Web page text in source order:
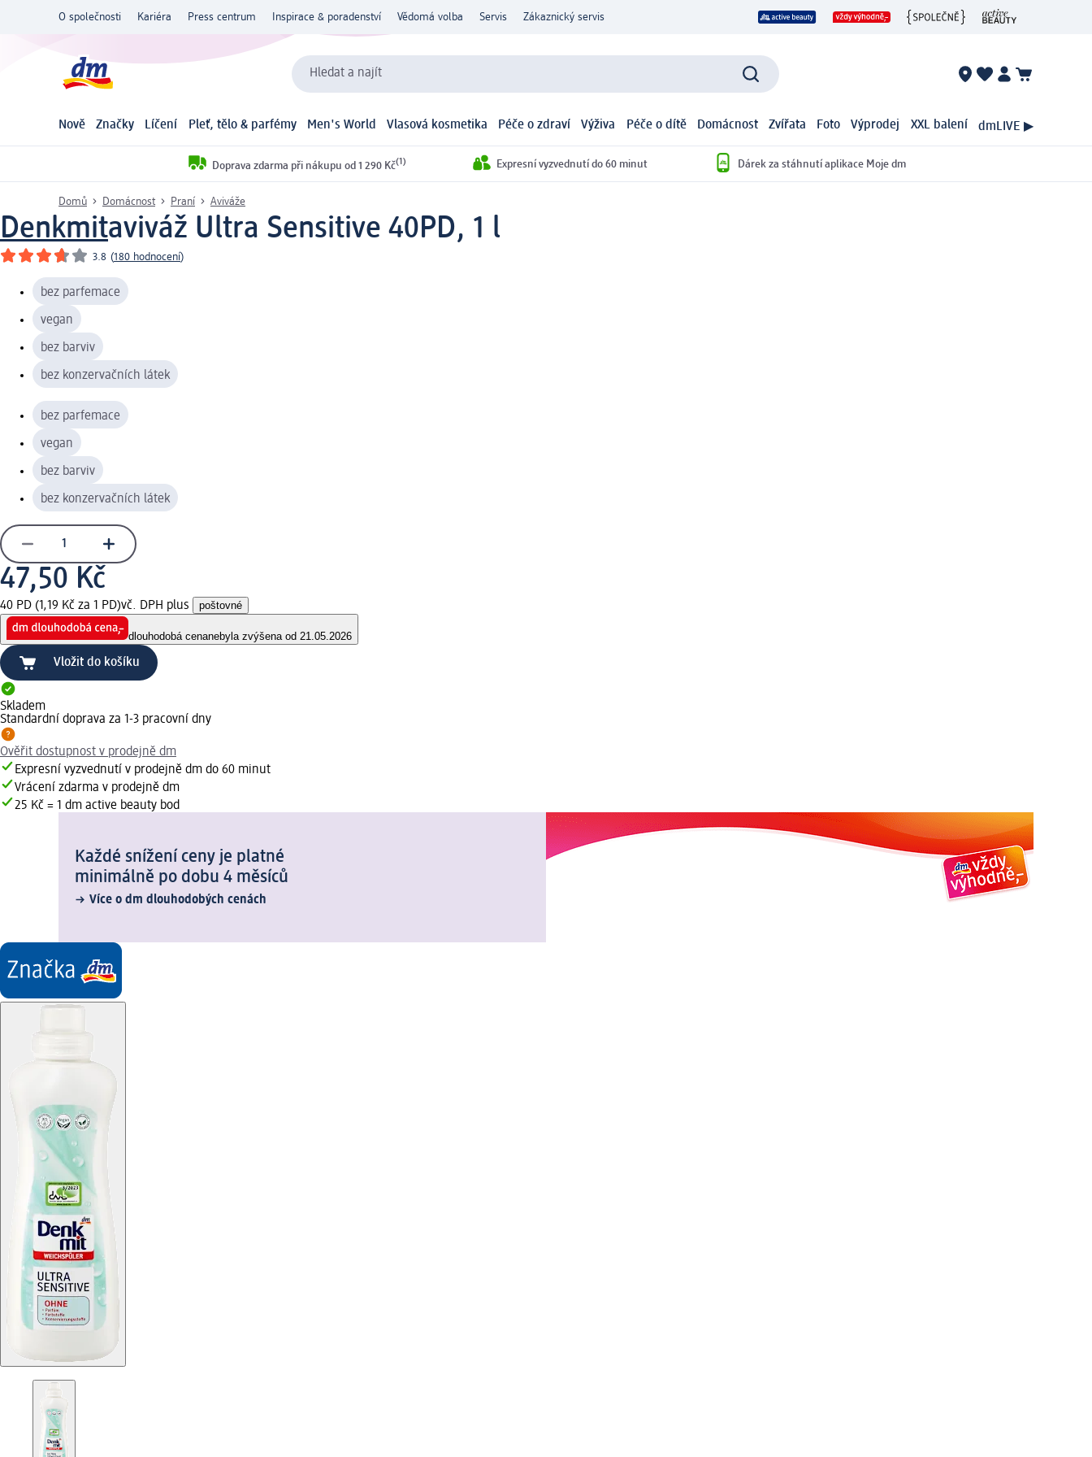
O společnosti Kariéra Press centrum Inspirace & poradenství Vědomá volba Servis Zákaznický servis
Hledat a najít
Nově Značky Líčení Pleť, tělo & parfémy Men's World Vlasová kosmetika Péče o zdraví Výživa Péče o dítě Domácnost Zvířata Foto Výprodej XXL balení dmLIVE ▶
Doprava zdarma při nákupu od 1 290 Kč(1) Expresní vyzvednutí do 60 minut Dárek za stáhnutí aplikace Moje dm
Domů Domácnost Praní Aviváže
Denkmitaviváž Ultra Sensitive 40PD, 1 l
3.8 (180 hodnocení)
bez parfemace
vegan
bez barviv
bez konzervačních látek
bez parfemace
vegan
bez barviv
bez konzervačních látek
47,50 Kč
40 PD (1,19 Kč za 1 PD)vč. DPH plus poštovné
dlouhodobá cenanebyla zvýšena od 21.05.2026
Vložit do košíku
Skladem
Standardní doprava za 1-3 pracovní dny
Ověřit dostupnost v prodejně dm
Expresní vyzvednutí v prodejně dm do 60 minut
Vrácení zdarma v prodejně dm
25 Kč = 1 dm active beauty bod
Každé snížení ceny je platné
minimálně po dobu 4 měsíců
Více o dm dlouhodobých cenách